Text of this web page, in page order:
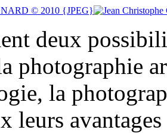
deux
photographie
la
leurs